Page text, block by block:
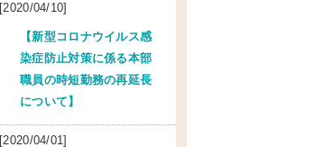
[2020/04/10]
【新型コロナウイルス感
染症防止対策に係る本部
職員の時短勤務の再延長
について】
[2020/04/01]